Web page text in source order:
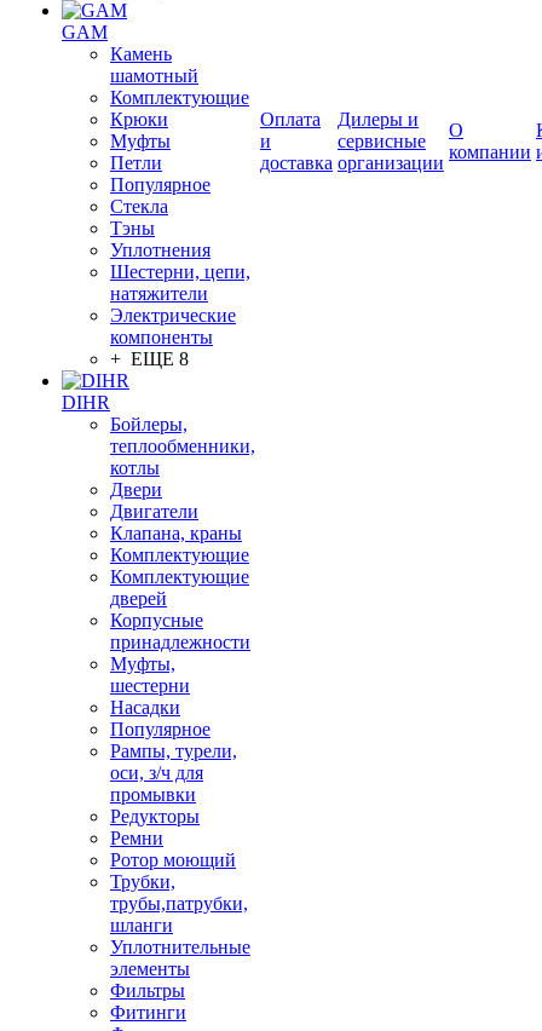
GAM
Камень
шамотный
Комплектующие
Крюки
Муфты
Петли
Популярное
Стекла
Тэны
Уплотнения
Шестерни, цепи,
натяжители
Электрические
компоненты
+ ЕЩЕ 8
DIHR
Бойлеры,
теплообменники,
котлы
Двери
Двигатели
Клапана, краны
Комплектующие
Комплектующие
дверей
Корпусные
принадлежности
Муфты,
шестерни
Насадки
Популярное
Рампы, турели,
оси, з/ч для
промывки
Редукторы
Ремни
Ротор моющий
Трубки,
трубы,патрубки,
шланги
Уплотнительные
элементы
Фильтры
Фитинги
Оплата
и
доставка
Дилеры и
сервисные
организации
О
компании